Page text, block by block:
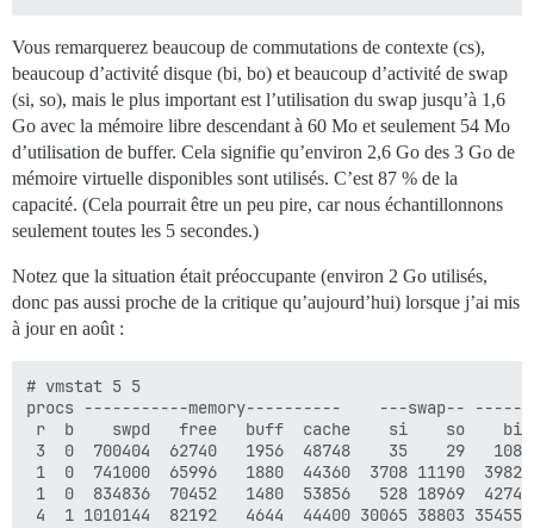
Vous remarquerez beaucoup de commutations de contexte (cs),
beaucoup d’activité disque (bi, bo) et beaucoup d’activité de swap
(si, so), mais le plus important est l’utilisation du swap jusqu’à 1,6
Go avec la mémoire libre descendant à 60 Mo et seulement 54 Mo
d’utilisation de buffer. Cela signifie qu’environ 2,6 Go des 3 Go de
mémoire virtuelle disponibles sont utilisés. C’est 87 % de la
capacité. (Cela pourrait être un peu pire, car nous échantillonnons
seulement toutes les 5 secondes.)
Notez que la situation était préoccupante (environ 2 Go utilisés,
donc pas aussi proche de la critique qu’aujourd’hui) lorsque j’ai mis
à jour en août :
# vmstat 5 5
procs -----------memory----------    ---swap--
r  b    swpd   free   buff  cache    si    so    bi
3  0  700404  62740   1956  48748    35    29
1  0  741000  65996   1880  44360  3708 11190
1  0  834836  70452   1480  53856   528 18969
4  1 1010144  82192   4644  44400 30065 38803